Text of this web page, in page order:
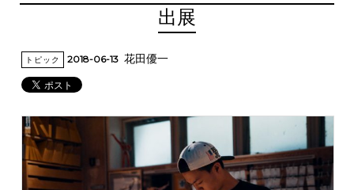
出展
トピック 2018-06-13 花田優一